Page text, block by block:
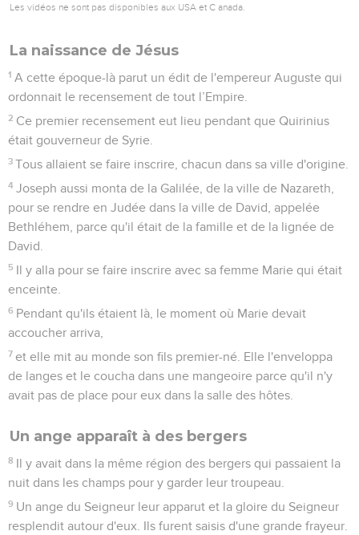
Les vidéos ne sont pas disponibles aux USA et C anada.
La naissance de Jésus
1 A cette époque-là parut un édit de l'empereur Auguste qui
ordonnait le recensement de tout l’Empire.
2 Ce premier recensement eut lieu pendant que Quirinius
était gouverneur de Syrie.
3 Tous allaient se faire inscrire, chacun dans sa ville d'origine.
4 Joseph aussi monta de la Galilée, de la ville de Nazareth,
pour se rendre en Judée dans la ville de David, appelée
Bethléhem, parce qu'il était de la famille et de la lignée de
David.
5 Il y alla pour se faire inscrire avec sa femme Marie qui était
enceinte.
6 Pendant qu'ils étaient là, le moment où Marie devait
accoucher arriva,
7 et elle mit au monde son fils premier-né. Elle l'enveloppa
de langes et le coucha dans une mangeoire parce qu'il n'y
avait pas de place pour eux dans la salle des hôtes.
Un ange apparaît à des bergers
8 Il y avait dans la même région des bergers qui passaient la
nuit dans les champs pour y garder leur troupeau.
9 Un ange du Seigneur leur apparut et la gloire du Seigneur
resplendit autour d'eux. Ils furent saisis d'une grande frayeur.